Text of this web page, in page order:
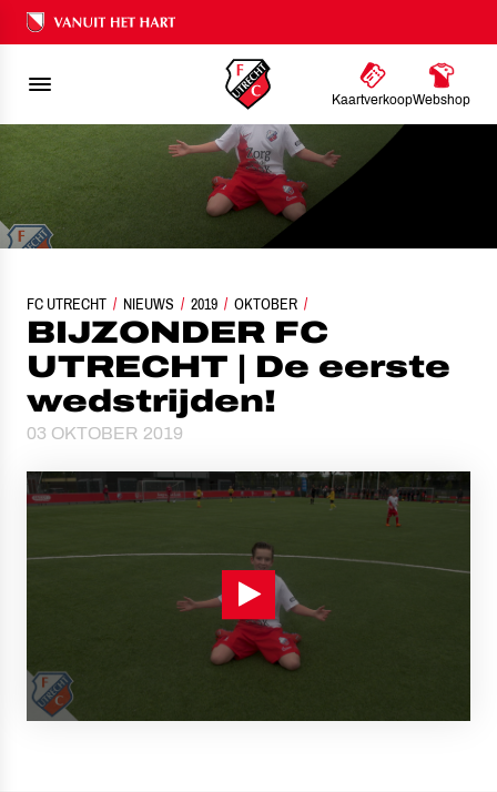
Ons nalatenschap
KaartverkoopWebshop
FC UTRECHT NIEUWS 2019 OKTOBER
BIJZONDER FC UTRECHT | DE EERSTE WEDSTRIJDEN!
BIJZONDER FC
UTRECHT | De eerste
wedstrijden!
03 OKTOBER 2019